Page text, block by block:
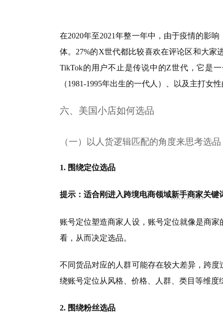
在2020年至2021年整一年中，由于疫情的影
体。27%的X世代都比较喜欢在评论区和大家
TikTok的用户不止是传说中的Z世代，它是
（1981-1995年出生的一代人）、以及主打女
六、美国小店如何选品
（一）以人货逻辑匹配的角度来思考选品
1. 围绕定位选品
提示：适合刚进入跨境电商领域新手商家关键
账号定位塑造商家人设，账号定位就像是商
看，从而决定选品。
不同货品对应的人群可能存在较大差异，跨
绕账号定位从风格、价格、人群、类目等维
2. 围绕粉丝选品